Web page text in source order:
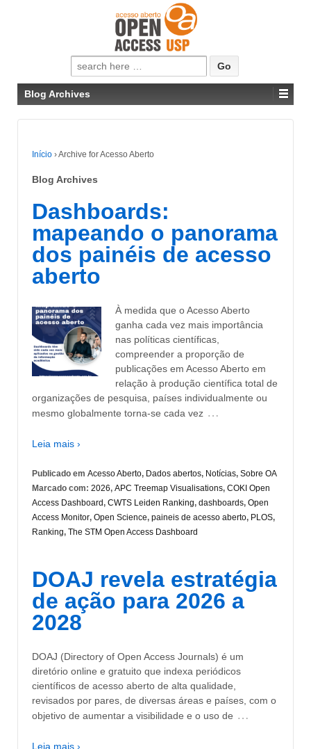
Pesquisar
por:
Blog Archives
Início ›Archive for Acesso Aberto
Blog Archives
Dashboards:
mapeando o panorama
dos painéis de acesso
aberto
À medida que o Acesso Aberto
ganha cada vez mais importância
nas políticas científicas,
compreender a proporção de
publicações em Acesso Aberto em
relação à produção científica total de
organizações de pesquisa, países individualmente ou
mesmo globalmente torna-se cada vez …
Leia mais ›
Publicado em Acesso Aberto, Dados abertos, Notícias, Sobre OA
Marcado com: 2026, APC Treemap Visualisations, COKI Open
Access Dashboard, CWTS Leiden Ranking, dashboards, Open
Access Monitor, Open Science, paineis de acesso aberto, PLOS,
Ranking, The STM Open Access Dashboard
DOAJ revela estratégia
de ação para 2026 a
2028
DOAJ (Directory of Open Access Journals) é um
diretório online e gratuito que indexa periódicos
científicos de acesso aberto de alta qualidade,
revisados por pares, de diversas áreas e países, com o
objetivo de aumentar a visibilidade e o uso de …
Leia mais ›